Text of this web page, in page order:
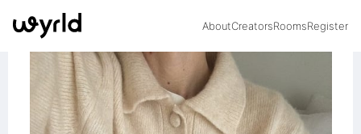
AboutCreatorsRoomsRegister